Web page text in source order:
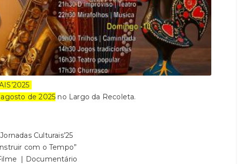
de 2025 no Largo da Recoleta.
Culturais’25
com o Tempo”
| Documentário